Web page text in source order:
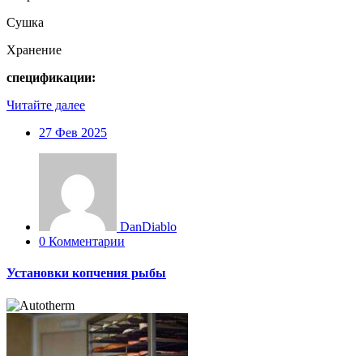
Сушка
Хранение
спецификации:
Читайте далее
27 Фев 2025
DanDiablo
0 Комментарии
Установки копчения рыбы